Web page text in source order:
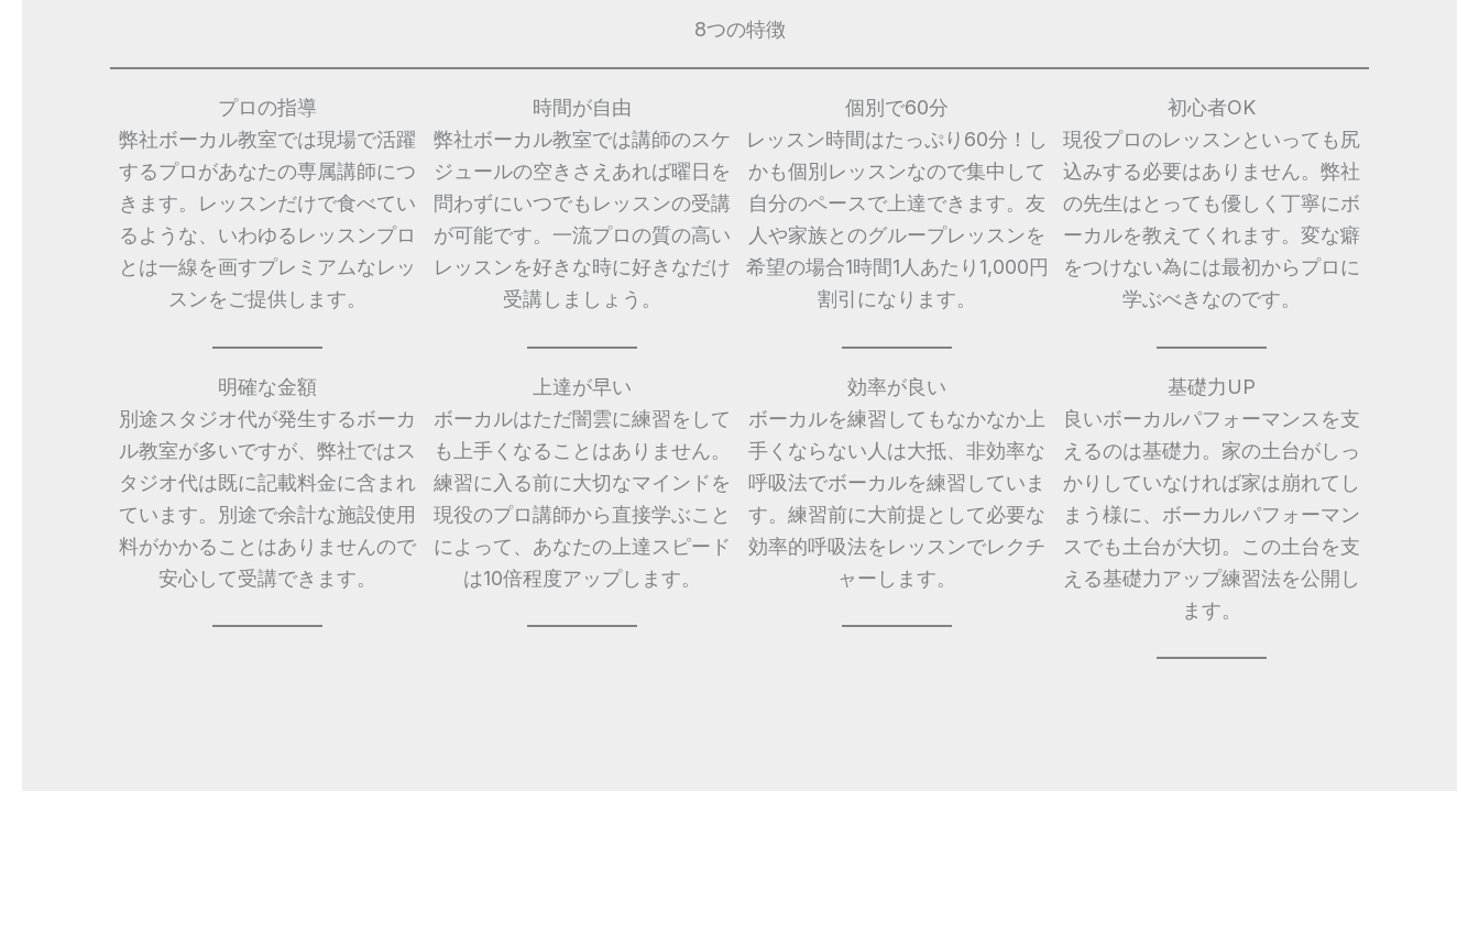
8つの特徴
プロの指導
弊社ボーカル教室では現場で活躍
するプロがあなたの専属講師につ
きます。レッスンだけで食べてい
るような、いわゆるレッスンプロ
とは一線を画すプレミアムなレッ
スンをご提供します。
時間が自由
弊社ボーカル教室では講師のスケ
ジュールの空きさえあれば曜日を
問わずにいつでもレッスンの受講
が可能です。一流プロの質の高い
レッスンを好きな時に好きなだけ
受講しましょう。
個別で60分
レッスン時間はたっぷり60分！し
かも個別レッスンなので集中して
自分のペースで上達できます。友
人や家族とのグループレッスンを
希望の場合1時間1人あたり1,000円
割引になります。
初心者OK
現役プロのレッスンといっても尻
込みする必要はありません。弊社
の先生はとっても優しく丁寧にボ
ーカルを教えてくれます。変な癖
をつけない為には最初からプロに
学ぶべきなのです。
明確な金額
別途スタジオ代が発生するボーカ
ル教室が多いですが、弊社ではス
タジオ代は既に記載料金に含まれ
ています。別途で余計な施設使用
料がかかることはありませんので
安心して受講できます。
上達が早い
ボーカルはただ闇雲に練習をして
も上手くなることはありません。
練習に入る前に大切なマインドを
現役のプロ講師から直接学ぶこと
によって、あなたの上達スピード
は10倍程度アップします。
効率が良い
ボーカルを練習してもなかなか上
手くならない人は大抵、非効率な
呼吸法でボーカルを練習していま
す。練習前に大前提として必要な
効率的呼吸法をレッスンでレクチ
ャーします。
基礎力UP
良いボーカルパフォーマンスを支
えるのは基礎力。家の土台がしっ
かりしていなければ家は崩れてし
まう様に、ボーカルパフォーマン
スでも土台が大切。この土台を支
える基礎力アップ練習法を公開し
ます。